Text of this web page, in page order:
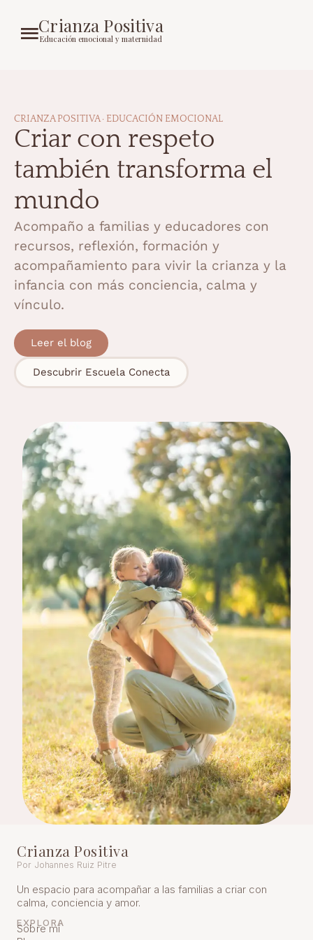
Crianza Positiva
Educación emocional y maternidad
CRIANZA POSITIVA · EDUCACIÓN EMOCIONAL
Criar con respeto
también transforma el
mundo
Acompaño a familias y educadores con
recursos, reflexión, formación y
acompañamiento para vivir la crianza y la
infancia con más conciencia, calma y
vínculo.
Leer el blog
Descubrir Escuela Conecta
Crianza Positiva
Por Johannes Ruiz Pitre
Un espacio para acompañar a las familias a criar con
calma, conciencia y amor.
EXPLORA
Sobre mí